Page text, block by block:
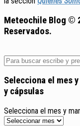
Meteochile Blog ©
Reservados.
Selecciona el mes
y cápsulas
Selecciona el mes y